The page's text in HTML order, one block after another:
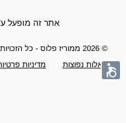
אתר זה מופעל
© 2026 ממוריז פלוס - כל הזכויות שמורות
שאלות נפוצות
מדיניות